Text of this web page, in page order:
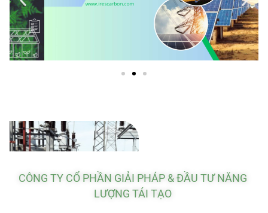
CÔNG TY CỔ PHẦN GIẢI PHÁP & ĐẦU TƯ NĂNG
LƯỢNG TÁI TẠO